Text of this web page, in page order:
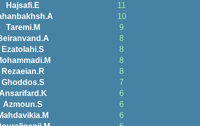
Hajsafi.E 11
10
Taremi.M
9
8
Ezatolahi.S
8
8
Rezaeian.R
8
Ghoddos.S
7
Ansarifard.K
6
Azmoun.S
6
6